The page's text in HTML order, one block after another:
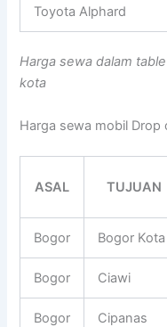
Toyota Alphard
Harga sewa dalam
kota
Harga sewa mobil Drop
ASAL TUJUAN
Bogor Bogor Kota
Bogor Ciawi
Bogor Cipanas